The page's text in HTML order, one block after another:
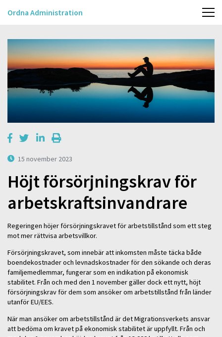
Ordna Administration
15 november 2023
Höjt försörjningskrav för
arbetskraftsinvandrare
Regeringen höjer försörjningskravet för arbetstillstånd som ett steg
mot mer rättvisa arbetsvillkor.
Försörjningskravet, som innebär att inkomsten måste täcka både
boendekostnader och levnadskostnader för den sökande och deras
familjemedlemmar, fungerar som en indikation på ekonomisk
stabilitet. Från och med den 1 november gäller dock ett nytt, höjt
försörjningskrav för dem som ansöker om arbetstillstånd från länder
utanför EU/EES.
När man ansöker om arbetstillstånd är det Migrationsverkets ansvar
att bedöma om kravet på ekonomisk stabilitet är uppfyllt. Från och